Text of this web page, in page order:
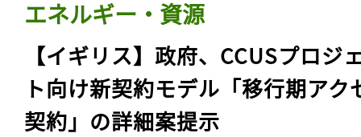
エネルギー・資源
【イギリス】政府、CCUSプロジ
ト向け新契約モデル「移行期アク
契約」の詳細案提示